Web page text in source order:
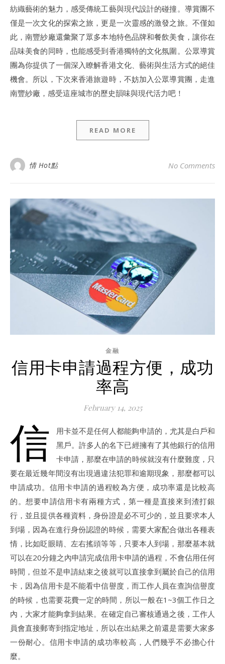
紡織藝術的魅力，感受傳統工藝與現代設計的碰撞。導賞團不
僅是一次文化的探索之旅，更是一次靈感的激發之旅。不僅如
此，南豐紗廠還彙聚了眾多本地特色品牌和餐飲美食，讓你在
品味美食的同時，也能感受到香港獨特的文化氛圍。公眾導賞
團為你提供了一個深入瞭解香港文化、藝術與生活方式的絕佳
機會。所以，下次來香港旅遊時，不妨加入公眾導賞團，走進
南豐紗廠，感受這座城市的歷史韻味與現代活力吧！
READ MORE
情 Hot點 No Comments
金融
信用卡申請過程方便，成功
率高
February 14, 2025
信
用卡並不是任何人都能夠申請的，尤其是白戶和
黑戶。許多人的名下已經擁有了其他銀行的信用
卡申請，那麼在申請的時候就沒有什麼難度，只
要在最近幾年間沒有出現過違法犯罪和逾期現象，那麼都可以
申請成功。信用卡申請的過程較為方便，成功率還是比較高
的。想要申請信用卡有兩種方式，第一種是直接來到渣打銀
行，並且提供各種資料，身份證是必不可少的，並且要求本人
到場，因為在進行身份認證的時候，需要大家配合做出各種表
情，比如眨眼睛、左右搖頭等等，只要本人到場，那麼基本就
可以在20分鐘之內申請完成信用卡申請的過程，不會佔用任何
時間，但並不是申請結束之後就可以直接拿到屬於自己的信用
卡，因為信用卡是不能看中信譽度，而工作人員在查詢信譽度
的時候，也需要花費一定的時間，所以一般在1~3個工作日之
內，大家才能夠拿到結果。在確定自己審核通過之後，工作人
員會直接郵寄到指定地址，所以在出結果之前還是需要大家多
一份耐心。信用卡申請的成功率較高，人們幾乎不必擔心什
麼。